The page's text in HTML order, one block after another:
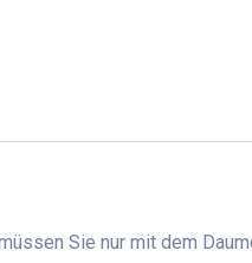
Sie nur mit dem